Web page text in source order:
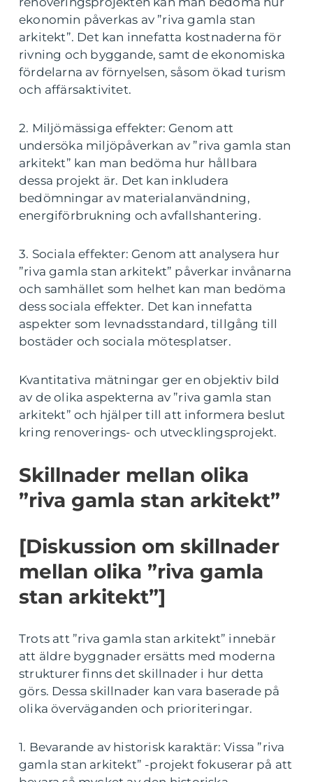
ekonomin påverkas av ”riva gamla stan
arkitekt”. Det kan innefatta kostnaderna för
rivning och byggande, samt de ekonomiska
fördelarna av förnyelsen, såsom ökad turism
och affärsaktivitet.
2. Miljömässiga effekter: Genom att
undersöka miljöpåverkan av ”riva gamla stan
arkitekt” kan man bedöma hur hållbara
dessa projekt är. Det kan inkludera
bedömningar av materialanvändning,
energiförbrukning och avfallshantering.
3. Sociala effekter: Genom att analysera hur
”riva gamla stan arkitekt” påverkar invånarna
och samhället som helhet kan man bedöma
dess sociala effekter. Det kan innefatta
aspekter som levnadsstandard, tillgång till
bostäder och sociala mötesplatser.
Kvantitativa mätningar ger en objektiv bild
av de olika aspekterna av ”riva gamla stan
arkitekt” och hjälper till att informera beslut
kring renoverings- och utvecklingsprojekt.
Skillnader mellan olika
”riva gamla stan arkitekt”
[Diskussion om skillnader
mellan olika ”riva gamla
stan arkitekt”]
Trots att ”riva gamla stan arkitekt” innebär
att äldre byggnader ersätts med moderna
strukturer finns det skillnader i hur detta
görs. Dessa skillnader kan vara baserade på
olika överväganden och prioriteringar.
1. Bevarande av historisk karaktär: Vissa ”riva
gamla stan arkitekt” -projekt fokuserar på att